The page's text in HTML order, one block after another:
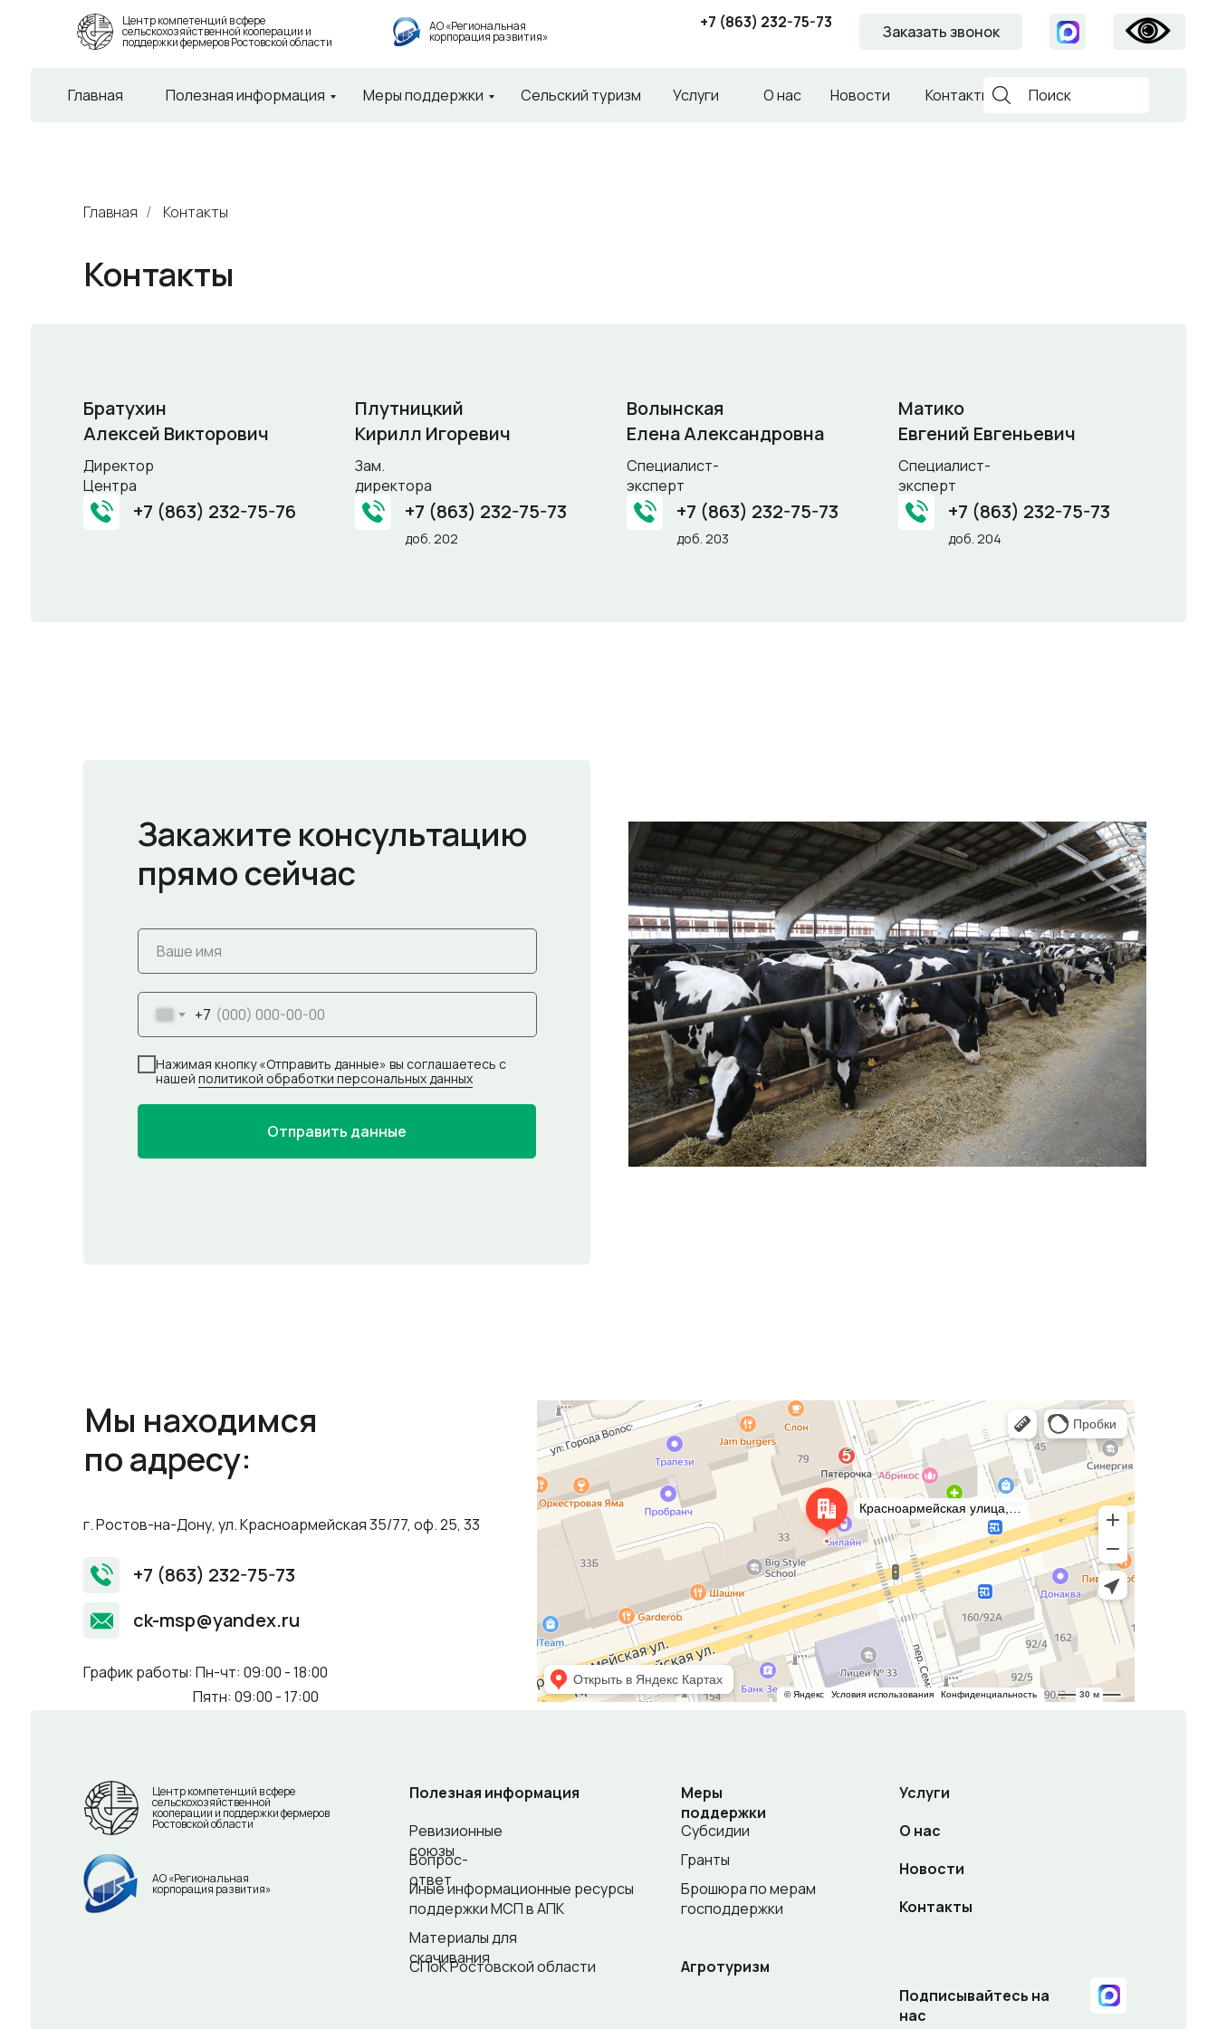
Полезная информация Меры поддержки Услуги О нас Новости Контакты
АО «Региональная
корпорация развития»
Центр компетенций в сфере
сельскохозяйственной кооперации и
поддержки фермеров Ростовской области
+7 (863) 232-75-73 Заказать звонок
Поиск
Главная Сельский туризм
Главная / Контакты
Контакты
Братухин
Алексей Викторович
Директор
Центра
Плутницкий
Кирилл Игоревич
Зам.
директора
Волынская
Елена Александровна
Специалист-
эксперт
Матико
Евгений Евгеньевич
Специалист-
эксперт
+7 (863) 232-75-76 +7 (863) 232-75-73 +7 (863) 232-75-73 +7 (863) 232-75-73
доб. 202 доб. 203 доб. 204
Закажите консультацию
прямо сейчас
+7
Нажимая кнопку «Отправить данные» вы соглашаетесь с
нашей политикой обработки персональных данных
Отправить данные
Мы находимся
по адресу:
г. Ростов-на-Дону, ул. Красноармейская 35/77, оф. 25, 33
График работы: Пн-чт: 09:00 - 18:00
Пятн: 09:00 - 17:00
+7 (863) 232-75-73
ck-msp@yandex.ru
Ростов‑на‑Дону
Красноармейская улица, 35 — Яндекс Карты
АО «Региональная
корпорация развития»
Центр компетенций в сфере
сельскохозяйственной
кооперации и поддержки фермеров
Ростовской области
Полезная информация
Ревизионные
союзы
Вопрос-
ответ
Иные информационные ресурсы
поддержки МСП в АПК
Материалы для
скачивания
СПоК Ростовской области
Агротуризм
Подписывайтесь на
нас
Меры
поддержки
Услуги
О нас
Новости
Субсидии
Гранты
Контакты
Брошюра по мерам
господдержки